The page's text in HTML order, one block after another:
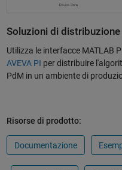
Soluzioni di distribuzione
Utilizza le interfacce MATLAB
AVEVA PI per distribuire
PdM in un ambiente di
Risorse di prodotto:
Documentazione